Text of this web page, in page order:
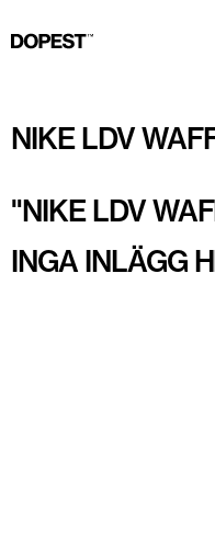
NIKE LDV
"NIKE LDV
INGA INLÄGG